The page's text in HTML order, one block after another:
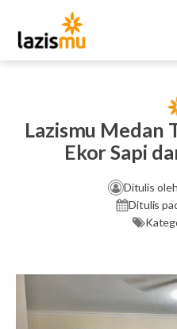
Lazismu Medan
Ekor Sapi
Ditulis oleh
Ditulis